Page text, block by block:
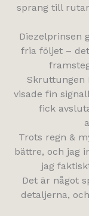
sprang till
Diezelprinsen
fria följet –
Skruttungen
visade fin
fick
Trots regn &
bättre, och jag
jag
Det är något
detaljerna,